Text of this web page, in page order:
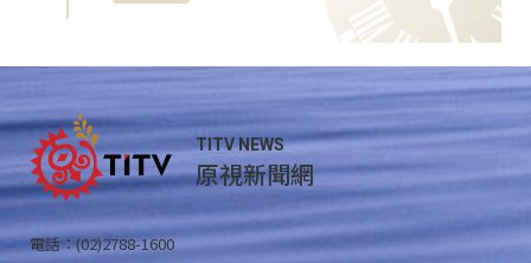
TITV NEWS
原視新聞網
電話：(02)2788-1600